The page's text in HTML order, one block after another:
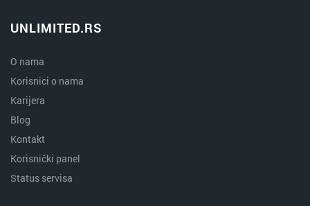
UNLIMITED.RS
O nama
Korisnici o nama
Karijera
Blog
Kontakt
Korisnički panel
Status servisa